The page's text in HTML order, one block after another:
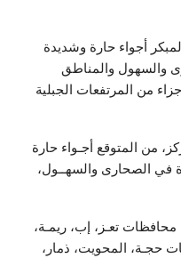
أجواء حارة وشديدة
والسهول والمناطق
من المرتفعات الجبلية
من المتوقع أجـواء حارة
في الصحارى والسهــول،
تعـز، إب، ريمـة،
حجـة، المحويت، ذمار،